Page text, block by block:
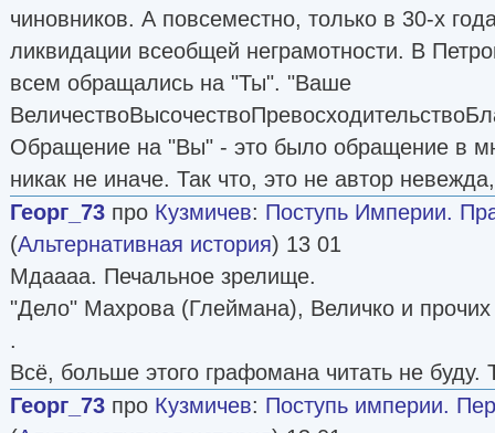
чиновников. А повсеместно, только в 30-х
ликвидации всеобщей неграмотности. В
всем обращались на "Ты". "Ваше
Обращение на "Вы" - это было обращение в
никак не иначе. Так что, это не автор
Георг_73 про Кузмичев: Поступь Империи.
(Альтернативная история) 13 01
Мдаааа. Печальное зрелище.
"Дело" Махрова (Глеймана), Величко и
.
Всё, больше этого графомана читать не буду.
Георг_73 про Кузмичев: Поступь империи.